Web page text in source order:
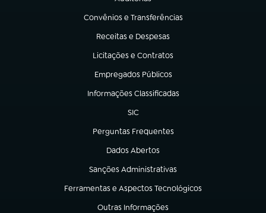
(abre em nova aba)
Convênios e Transferências
(abre em nova aba)
Receitas e Despesas
(abre em nova aba)
Licitações e Contratos
(abre em nova aba)
Empregados Públicos
(abre em nova aba)
Informações Classificadas
(abre em nova aba)
SIC
(abre em nova aba)
Perguntas Frequentes
(abre em nova aba)
Dados Abertos
(abre em nova aba)
Sanções Administrativas
(abre em nova aba)
Ferramentas e Aspectos Tecnológicos
(abre em nova aba)
Outras Informações